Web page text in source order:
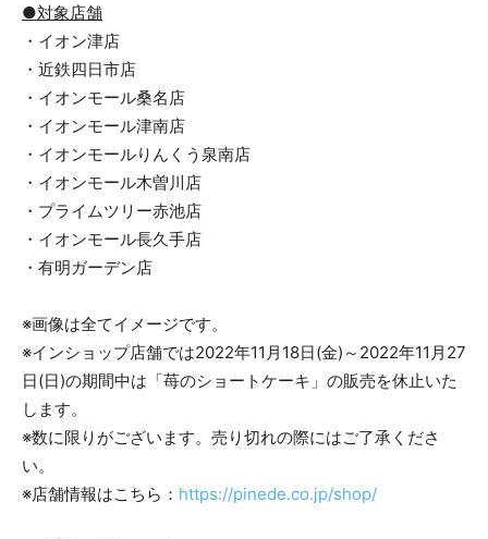
●対象店舗
・イオン津店
・近鉄四日市店
・イオンモール桑名店
・イオンモール津南店
・イオンモールりんくう泉南店
・イオンモール木曽川店
・プライムツリー赤池店
・イオンモール長久手店
・有明ガーデン店
※画像は全てイメージです。
※インショップ店舗では2022年11月18日(金)～2022年11月27
日(日)の期間中は「苺のショートケーキ」の販売を休止いた
します。
※数に限りがございます。売り切れの際にはご了承くださ
い。
※店舗情報はこちら： https://pinede.co.jp/shop/